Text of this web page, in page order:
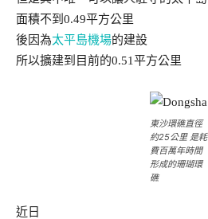
面積不到0.49平方公里
後因為太平島機場的建設
所以擴建到目前的0.51平方公里
東沙環礁直徑
約25公里 是耗
費百萬年時間
形成的珊瑚環
礁
近日